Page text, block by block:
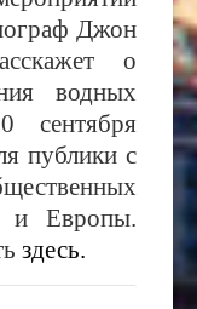
Джон
о
водных
сентября
публики с
и Европы.
здесь.